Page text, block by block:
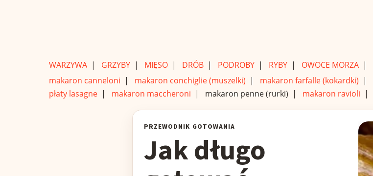
WARZYWA | GRZYBY | MIĘSO | DRÓB | PODROBY | RYBY | OWOCE MORZA |
makaron canneloni | makaron conchiglie (muszelki) | makaron farfalle (kokardki) |
płaty lasagne | makaron maccheroni | makaron penne (rurki) | makaron ravioli |
PRZEWODNIK GOTOWANIA
Jak długo